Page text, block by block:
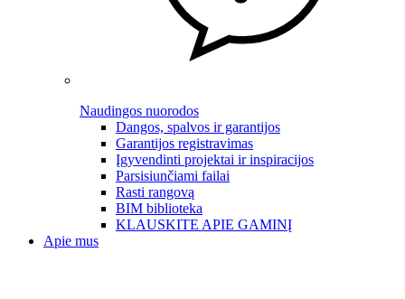
Naudingos nuorodos
Dangos, spalvos ir garantijos
Garantijos registravimas
Įgyvendinti projektai ir inspiracijos
Parsisiunčiami failai
Rasti rangovą
BIM biblioteka
KLAUSKITE APIE GAMINĮ
Apie mus